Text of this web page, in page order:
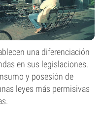
una diferenciación
en sus legislaciones.
y posesión de
leyes más permisivas